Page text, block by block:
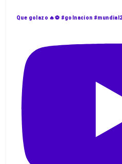
Que golazo 🔥⚽️ #golnacion